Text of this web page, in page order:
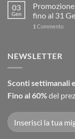
03
Gen
fino al 31
1 Commento
NEWSLETTER
Sconti settimanali
Fino al 60%del